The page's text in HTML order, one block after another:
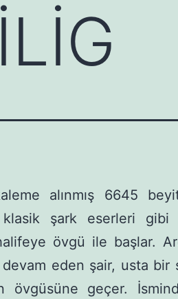
alınmış 6645
şark eserleri gibi
övgü ile başlar.
eden şair, usta bir
övgüsüne geçer.